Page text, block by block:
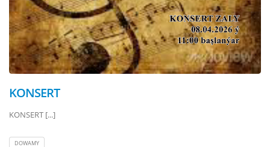
KONSERT
KONSERT [...]
DOWAMY